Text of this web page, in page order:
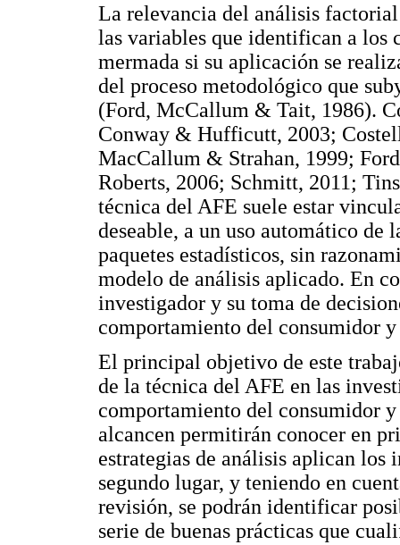
La relevancia del análisis
las variables que identifican a los
mermada si su aplicación se
del proceso metodológico que
(Ford, McCallum & Tait, 1986).
Conway & Hufficutt, 2003;
MacCallum & Strahan, 1999;
Roberts, 2006; Schmitt, 2011;
técnica del AFE suele estar
deseable, a un uso automático de
paquetes estadísticos, sin
modelo de análisis aplicado. En
investigador y su toma de
comportamiento del consumidor
El principal objetivo de este
de la técnica del AFE en las
comportamiento del consumidor
alcancen permitirán conocer en
estrategias de análisis aplican
segundo lugar, y teniendo en
revisión, se podrán identificar
serie de buenas prácticas que